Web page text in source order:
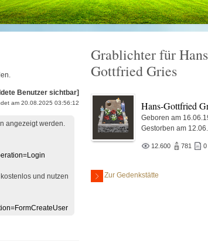
Benutzer sichtbar]
am 20.08.2025 03:56:12
angezeigt werden.
und nutzen
Grablichter für
Gottfried Gries
Hans-Gottfried
Geboren am
Gestorben am
12.600 781 0
Zur Gedenkstätte